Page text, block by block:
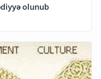
olunub